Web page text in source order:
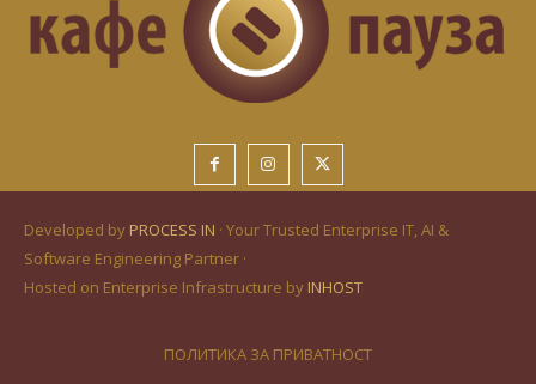
Developed by PROCESS IN · Your Trusted Enterprise IT, AI &
Software Engineering Partner ·
Hosted on Enterprise Infrastructure by INHOST
ПОЛИТИКА ЗА ПРИВАТНОСТ